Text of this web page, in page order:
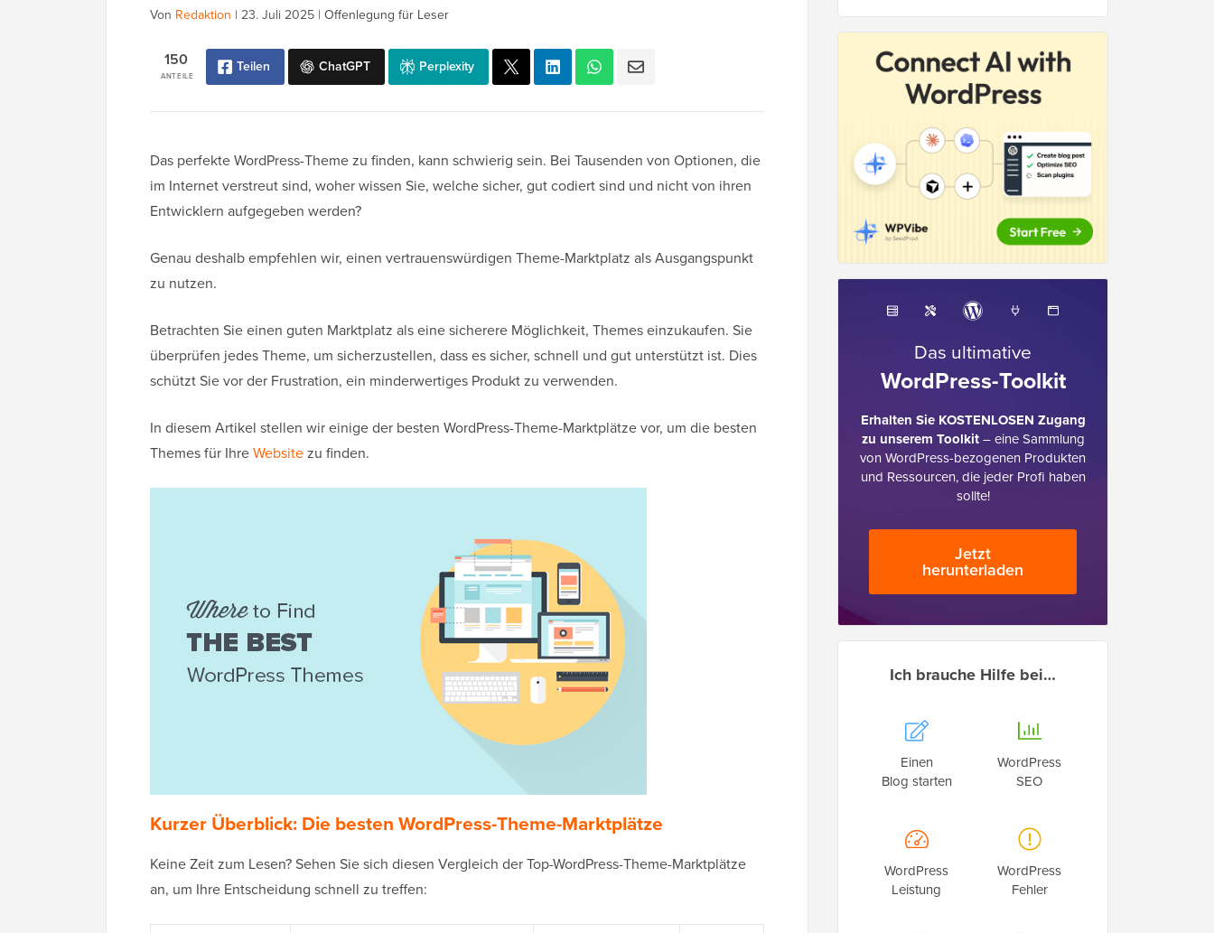
Von Redaktion | 23. Juli 2025 | Offenlegung für Leser
ANTEILE
150 Teilen ChatGPT Perplexity
Das perfekte WordPress-Theme zu finden, kann schwierig sein. Bei Tausenden von Optionen, die
im Internet verstreut sind, woher wissen Sie, welche sicher, gut codiert sind und nicht von ihren
Entwicklern aufgegeben werden?
Genau deshalb empfehlen wir, einen vertrauenswürdigen Theme-Marktplatz als Ausgangspunkt
zu nutzen.
Betrachten Sie einen guten Marktplatz als eine sicherere Möglichkeit, Themes einzukaufen. Sie
überprüfen jedes Theme, um sicherzustellen, dass es sicher, schnell und gut unterstützt ist. Dies
schützt Sie vor der Frustration, ein minderwertiges Produkt zu verwenden.
In diesem Artikel stellen wir einige der besten WordPress-Theme-Marktplätze vor, um die besten
Themes für IhreWebsitezu finden.
Kurzer Überblick: Die besten WordPress-Theme-Marktplätze
Keine Zeit zum Lesen? Sehen Sie sich diesen Vergleich der Top-WordPress-Theme-Marktplätze
an, um Ihre Entscheidung schnell zu treffen:
Das ultimative
WordPress-Toolkit
Erhalten Sie KOSTENLOSEN Zugang
zu unserem Toolkit– eine Sammlung
von WordPress-bezogenen Produkten
und Ressourcen, die jeder Profi haben
sollte!
Jetzt
herunterladen
Ich brauche Hilfe bei…
Einen
Blog starten
WordPress
SEO
WordPress
Leistung
WordPress
Fehler